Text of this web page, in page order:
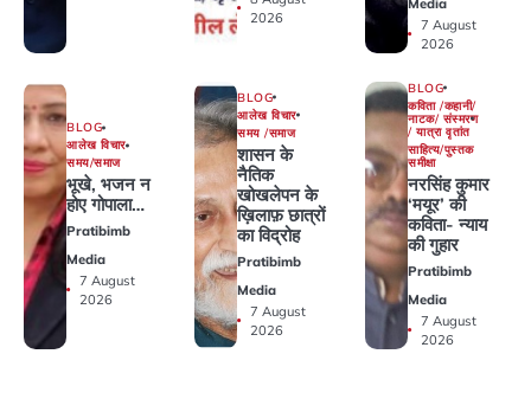
2026
7 August
2026
BLOG
आलेख विचार
समय/समाज
भूखे, भजन न
होए गोपाला…
Pratibimb
Media
7 August
2026
BLOG
आलेख विचार
समय /समाज
शासन के
नैतिक
खोखलेपन के
ख़िलाफ़ छात्रों
का विद्रोह
Pratibimb
Media
7 August
2026
BLOG
कविता /कहानी/
नाटक/ संस्मरण
/ यात्रा वृतांत
साहित्य/पुस्तक
समीक्षा
नरसिंह कुमार
‘मयूर’ की
कविता- न्याय
की गुहार
Pratibimb
Media
7 August
2026